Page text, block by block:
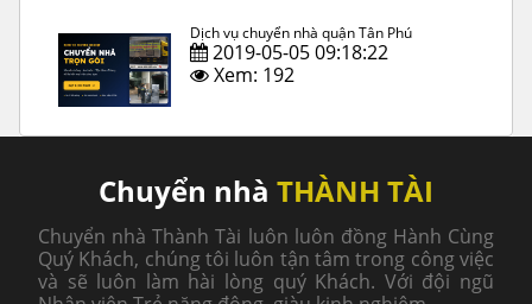
Dịch vụ chuyển nhà quận Tân Phú
2019-05-05 09:18:22
Xem: 192
Chuyển nhà THÀNH TÀI
Chuyển nhà Thành Tài luôn luôn đồng Hành Cùng
Quý Khách, chúng tôi luôn tận tâm trong công việc
và sẽ luôn làm hài lòng quý Khách. Với đội ngũ